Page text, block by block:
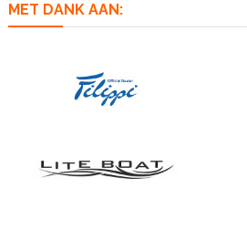
MET DANK AAN: